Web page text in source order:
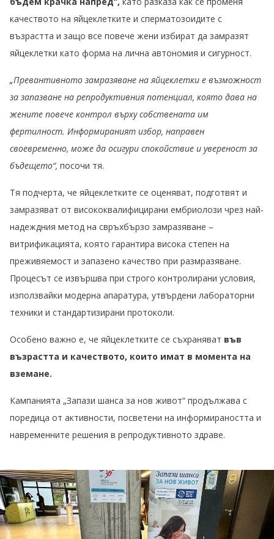
качеството на яйцеклетките и сперматозоидите с
възрастта и защо все повече жени избират да замразят
яйцеклетки като форма на лична автономия и сигурност.
„Превантивното замразяване на яйцеклетки е възможност
за запазване на репродуктивния потенциал, която дава на
жените повече контрол върху собствената им
фертилност. Информираният избор, направен
своевременно, може да осигури спокойствие и увереност за
бъдещето“, посочи тя.
Тя подчерта, че яйцеклетките се оценяват, подготвят и
замразяват от висококвалифицирани ембриолози чрез най-
надеждния метод на свръхбързо замразяване –
витрификацията, която гарантира висока степен на
преживяемост и запазено качество при размразяване.
Процесът се извършва при строго контролирани условия,
използвайки модерна апаратура, утвърдени лабораторни
техники и стандартизирани протоколи.
Особено важно е, че яйцеклетките се съхраняват във
възрастта и качеството, които имат в момента на
вземане.
Кампанията „Запази шанса за нов живот“ продължава с
поредица от активности, посветени на информираността и
навременните решения в репродуктивното здраве.